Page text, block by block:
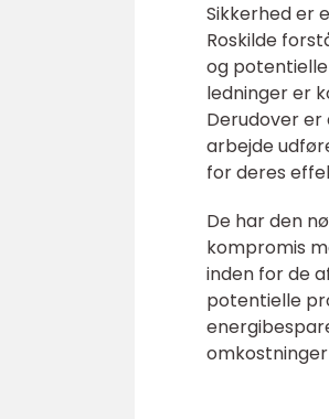
Sikkerhed er
Roskilde
og
ledninger er
Derudover
arbejde
for deres
De har den
kompromis
inden for de
potentielle